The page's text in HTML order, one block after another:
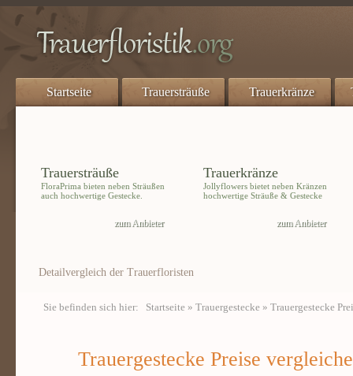
Startseite Trauersträuße Trauerkränze
Detailvergleich der Trauerfloristen
Trauersträuße
FloraPrima bieten neben Sträußen
auch hochwertige Gestecke.
zum Anbieter
Trauerkränze
Jollyflowers bietet neben Kränzen
hochwertige Sträuße & Gestecke
zum Anbieter
Sie befinden sich hier: Startseite » Trauergestecke » Trauergestecke
Trauergestecke Preise